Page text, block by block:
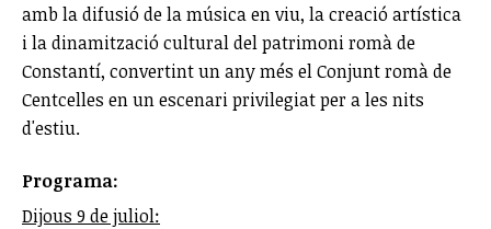
amb la difusió de la música en viu, la creació artística
i la dinamització cultural del patrimoni romà de
Constantí, convertint un any més el Conjunt romà de
Centcelles en un escenari privilegiat per a les nits
d'estiu.
Programa:
Dijous 9 de juliol: